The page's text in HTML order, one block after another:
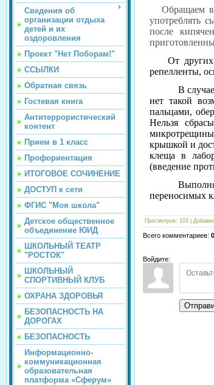
Сведения об
организации отдыха
детей и их
оздоровления
Проект "Нет Поборам!"
ССЫЛКИ
Обратная связь
Гостевая книга
Антитеррористический
контент
Прием в 1 класс
Профориентация
ИТОГОВОЕ СОЧИНЕНИЕ
ДОСТУП к сети
ФГИС "Моя школа"
Детское общественное
объединение ЮИД
ШКОЛЬНЫЙ ТЕАТР
"РОСТОК"
ШКОЛЬНЫЙ
СПОРТИВНЫЙ КЛУБ
ОХРАНА ЗДОРОВЬЯ
БЕЗОПАСНОСТЬ НА
ДОРОГАХ
БЕЗОПАСНОСТЬ
Информационно-
коммуникационная
образовательная
платформа «Сферум»
Обращаем
употреблять
после
От других
репелленты,
В
нет такой
пальцами,
Нельзя
микротрещины
крышкой и
клеща в
(введение
переносимых
Просмотров: 103
Всего комментариев: 0
Войдите: